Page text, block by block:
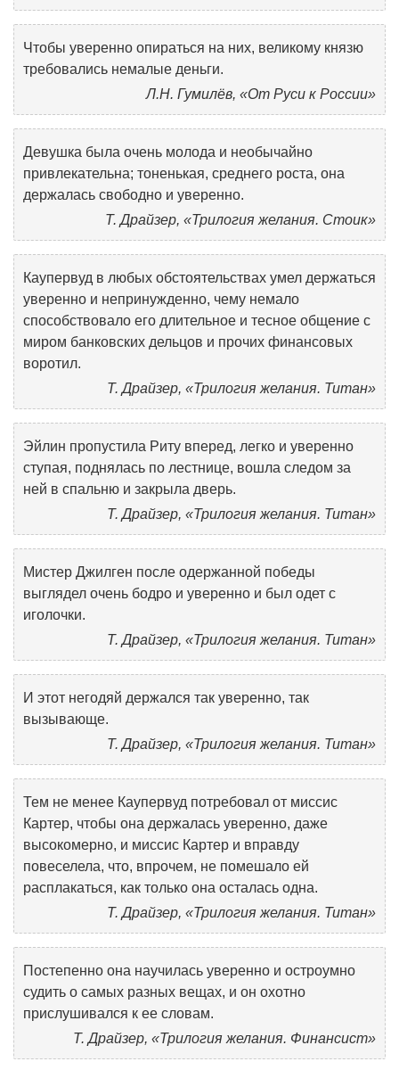
Чтобы уверенно опираться на них, великому князю
требовались немалые деньги.
Л.Н. Гумилёв, «От Руси к России»
Девушка была очень молода и необычайно
привлекательна; тоненькая, среднего роста, она
держалась свободно и уверенно.
Т. Драйзер, «Трилогия желания. Стоик»
Каупервуд в любых обстоятельствах умел держаться
уверенно и непринужденно, чему немало
способствовало его длительное и тесное общение с
миром банковских дельцов и прочих финансовых
воротил.
Т. Драйзер, «Трилогия желания. Титан»
Эйлин пропустила Риту вперед, легко и уверенно
ступая, поднялась по лестнице, вошла следом за
ней в спальню и закрыла дверь.
Т. Драйзер, «Трилогия желания. Титан»
Мистер Джилген после одержанной победы
выглядел очень бодро и уверенно и был одет с
иголочки.
Т. Драйзер, «Трилогия желания. Титан»
И этот негодяй держался так уверенно, так
вызывающе.
Т. Драйзер, «Трилогия желания. Титан»
Тем не менее Каупервуд потребовал от миссис
Картер, чтобы она держалась уверенно, даже
высокомерно, и миссис Картер и вправду
повеселела, что, впрочем, не помешало ей
расплакаться, как только она осталась одна.
Т. Драйзер, «Трилогия желания. Титан»
Постепенно она научилась уверенно и остроумно
судить о самых разных вещах, и он охотно
прислушивался к ее словам.
Т. Драйзер, «Трилогия желания. Финансист»